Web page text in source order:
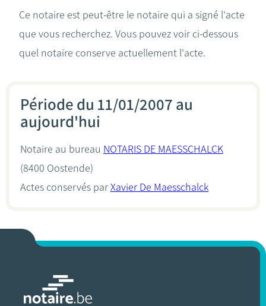
Calculateurs
Ce notaire est peut-être le notaire qui a signé l'acte
que vous recherchez. Vous pouvez voir ci-dessous
quel notaire conserve actuellement l'acte.
Période du 11/01/2007 au
aujourd'hui
Notaire au bureau NOTARIS DE MAESSCHALCK
(8400 Oostende)
Actes conservés parXavier De Maesschalck